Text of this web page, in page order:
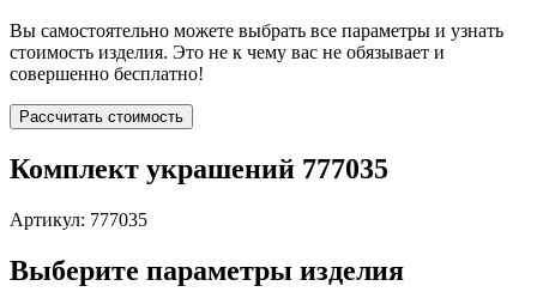
Вы самостоятельно можете выбрать все параметры и узнать
стоимость изделия. Это не к чему вас не обязывает и
совершенно бесплатно!
Рассчитать стоимость
Комплект украшений 777035
Артикул: 777035
Выберите параметры изделия